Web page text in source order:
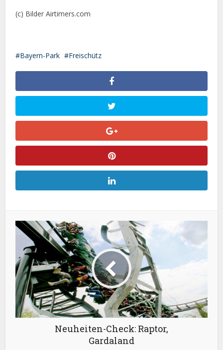
(c) Bilder Airtimers.com
Bayern-Park Freischütz
Neuheiten-Check: Raptor,
Gardaland